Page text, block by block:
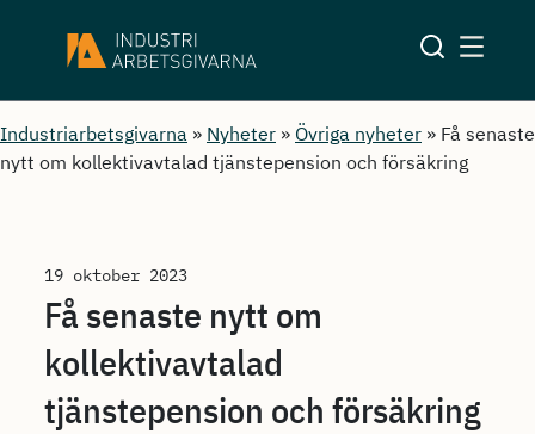
Industriarbetsgivarna » Nyheter » Övriga nyheter » Få senaste
nytt om kollektivavtalad tjänstepension och försäkring
19 oktober 2023
Få senaste nytt om
kollektivavtalad
tjänstepension och försäkring